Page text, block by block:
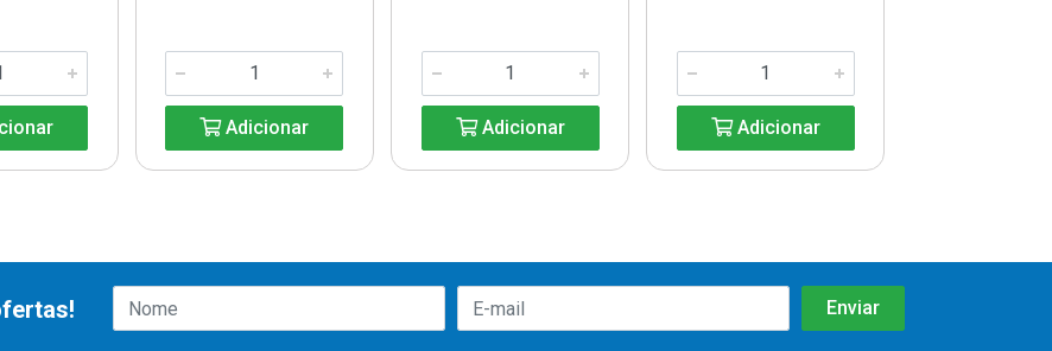
Adicionar Adicionar Adicionar